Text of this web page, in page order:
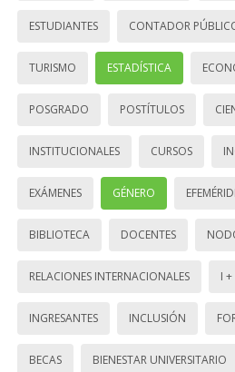
ESTUDIANTES CONTADOR
TURISMO ESTADÍSTICA
POSGRADO POSTÍTULOS
INSTITUCIONALES CURSOS
EXÁMENES GÉNERO
BIBLIOTECA DOCENTES
RELACIONES INTERNACIONALES I +
INGRESANTES INCLUSIÓN
BECAS BIENESTAR UNIVERSITARIO